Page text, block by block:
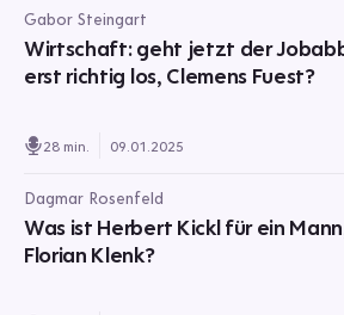
Gabor Steingart
Wirtschaft: geht jetzt der
erst richtig los, Clemens Fuest?
28 min. 09.01.2025
Dagmar Rosenfeld
Was ist Herbert Kickl für ein
Florian Klenk?